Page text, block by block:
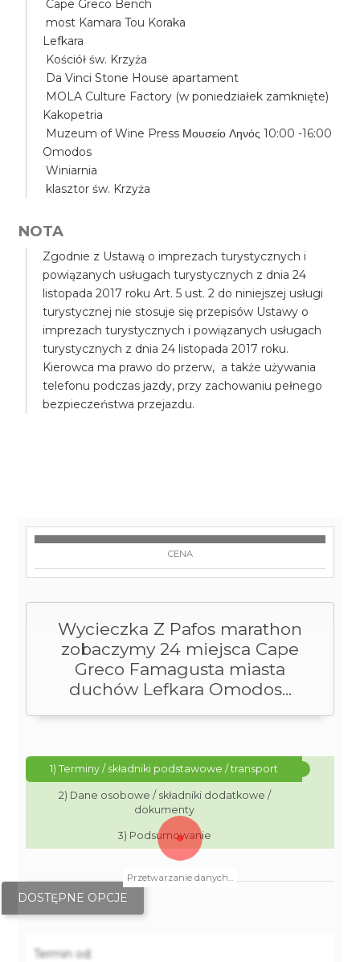
Cape Greco Bench
most Kamara Tou Koraka
Lefkara
Kościół św. Krzyża
Da Vinci Stone House apartament
MOLA Culture Factory (w poniedziałek zamknięte)
Kakopetria
Muzeum of Wine Press Μουσείο Ληνός 10:00 -16:00
Omodos
Winiarnia
klasztor św. Krzyża
NOTA
Zgodnie z Ustawą o imprezach turystycznych i
powiązanych usługach turystycznych z dnia 24
listopada 2017 roku Art. 5 ust. 2 do niniejszej usługi
turystycznej nie stosuje się przepisów Ustawy o
imprezach turystycznych i powiązanych usługach
turystycznych z dnia 24 listopada 2017 roku.
Kierowca ma prawo do przerw, a także używania
telefonu podczas jazdy, przy zachowaniu pełnego
bezpieczeństwa przejazdu.
Wycieczka Z Pafos marathon
zobaczymy 24 miejsca Cape
Greco Famagusta miasta
duchów Lefkara Omodos...
1) Terminy / składniki podstawowe / transport
2) Dane osobowe / składniki dodatkowe /
dokumenty
3) Podsumowanie
DOSTĘPNE OPCJE
Termin od:
Przetwarzanie danych...
CENA